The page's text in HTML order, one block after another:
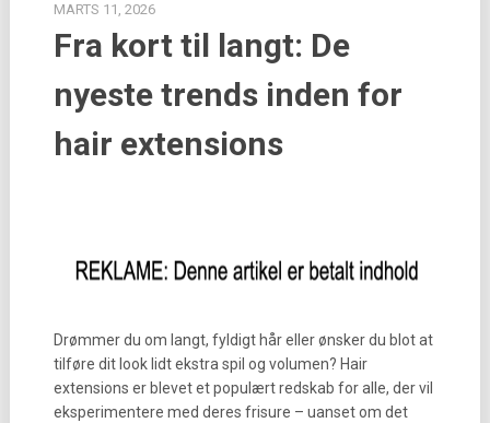
MARTS 11, 2026
Fra kort til langt: De
nyeste trends inden for
hair extensions
Drømmer du om langt, fyldigt hår eller ønsker du blot at
tilføre dit look lidt ekstra spil og volumen? Hair
extensions er blevet et populært redskab for alle, der vil
eksperimentere med deres frisure – uanset om det